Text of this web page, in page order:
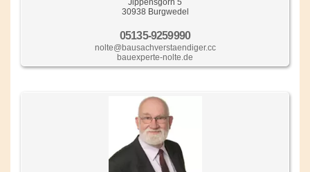
Jippensgorn 5
30938 Burgwedel
05135-9259990
nolte@bausachverstaendiger.cc
bauexperte-nolte.de